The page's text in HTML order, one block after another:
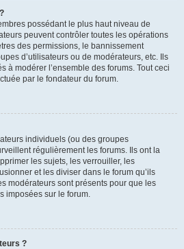
possédant le plus haut niveau de
peuvent contrôler toutes les opérations
des permissions, le bannissement
d’utilisateurs ou de modérateurs, etc. Ils
à modérer l’ensemble des forums. Tout ceci
par le fondateur du forum.
individuels (ou des groupes
régulièrement les forums. Ils ont la
les sujets, les verrouiller, les
et les diviser dans le forum qu’ils
modérateurs sont présents pour que les
imposées sur le forum.
?